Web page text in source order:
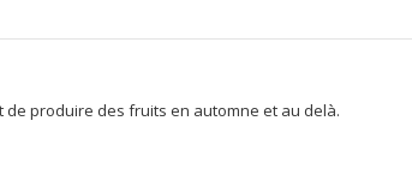
produire des fruits en automne et au delà.